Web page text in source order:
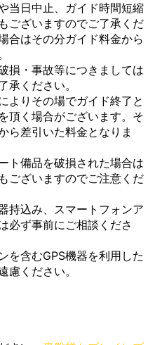
当日中止、ガイド時間短縮
ございますのでご了承くだ
合はその分ガイド料金から
損・事故等につきましては
承ください。
よりその場でガイド終了と
頂く場合がございます。そ
ら差引いた料金となりま
ト備品を破損された場合は
ございますのでご注意くだ
持込み、スマートフォンア
必ず事前にご相談くださ
を含むGPS機器を利用した
慮ください。